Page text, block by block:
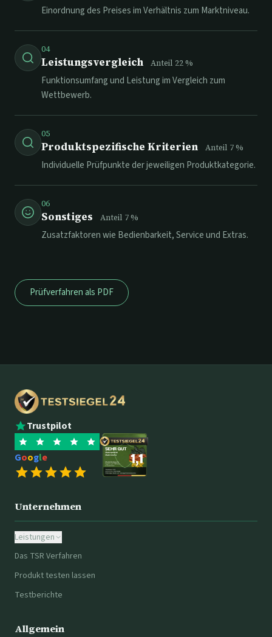
Einordnung des Preises im Verhältnis zum Marktniveau.
04
Leistungsvergleich Anteil 22%
Funktionsumfang und Leistung im Vergleich zum
Wettbewerb.
05
Produktspezifische Kriterien Anteil 7%
Individuelle Prüfpunkte der jeweiligen Produktkategorie.
06
Sonstiges Anteil 7%
Zusatzfaktoren wie Bedienbarkeit, Service und Extras.
Prüfverfahren als PDF
Trustpilot
Google
Unternehmen
Leistungen
Das TSR Verfahren
Produkt testen lassen
Testberichte
Allgemein